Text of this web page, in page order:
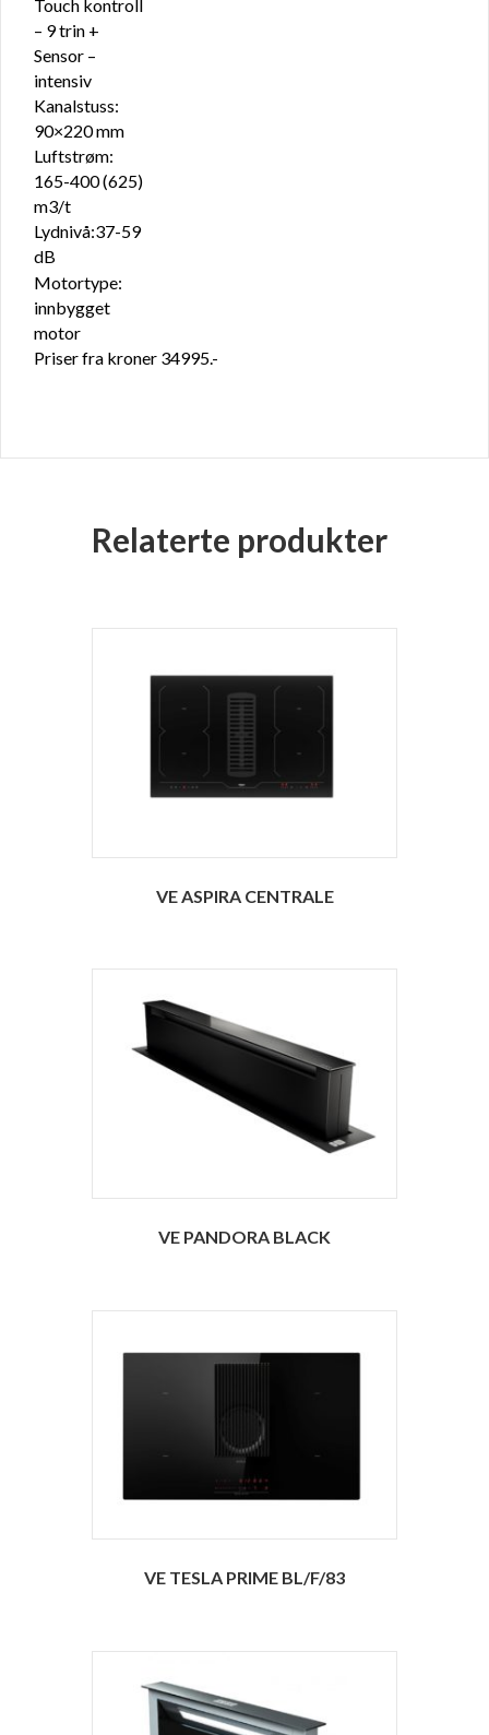
Touch kontroll
– 9 trin +
Sensor –
intensiv
Kanalstuss:
90×220 mm
Luftstrøm:
165-400 (625)
m3/t
Lydnivå:37-59
dB
Motortype:
innbygget
motor
Priser fra kroner 34995.-
Relaterte produkter
VE ASPIRA CENTRALE
VE PANDORA BLACK
VE TESLA PRIME BL/F/83